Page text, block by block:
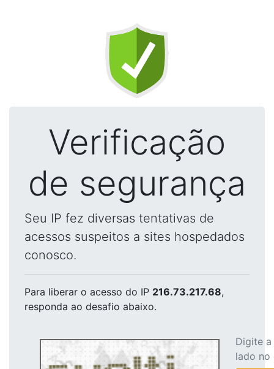
Verificação
de segurança
Seu IP fez diversas tentativas de
acessos suspeitos a sites hospedados
conosco.
Para liberar o acesso do IP 216.73.217.68,
responda ao desafio abaixo.
Digite
lado no